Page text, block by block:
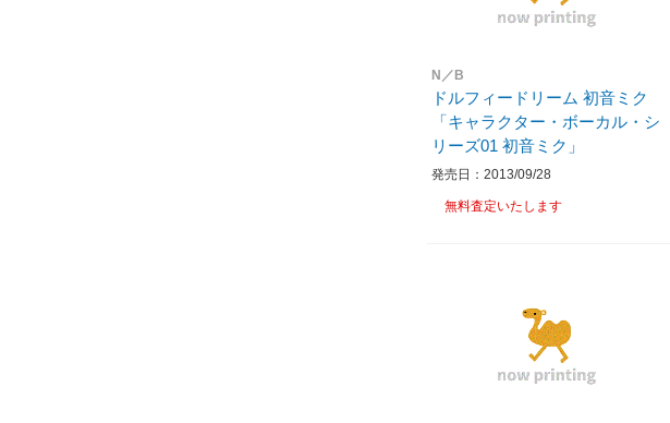
N／B
ドルフィードリーム 初音ミク
「キャラクター・ボーカル・シ
リーズ01 初音ミク」
発売日：2013/09/28
無料査定いたします